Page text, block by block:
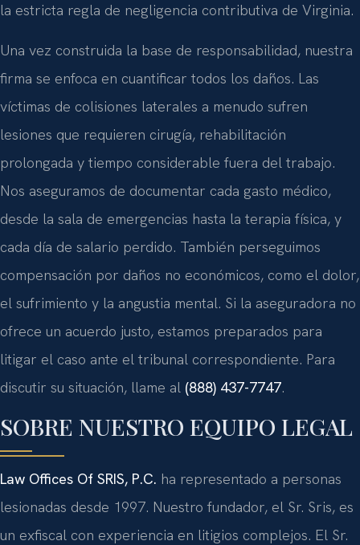
la estricta regla de negligencia contributiva de Virginia.
Una vez construida la base de responsabilidad, nuestra
firma se enfoca en cuantificar todos los daños. Las
víctimas de colisiones laterales a menudo sufren
lesiones que requieren cirugía, rehabilitación
prolongada y tiempo considerable fuera del trabajo.
Nos aseguramos de documentar cada gasto médico,
desde la sala de emergencias hasta la terapia física, y
cada día de salario perdido. También perseguimos
compensación por daños no económicos, como el dolor,
el sufrimiento y la angustia mental. Si la aseguradora no
ofrece un acuerdo justo, estamos preparados para
litigar el caso ante el tribunal correspondiente. Para
discutir su situación, llame al (888) 437-7747.
SOBRE NUESTRO EQUIPO LEGAL
Law Offices Of SRIS, P.C. ha representado a personas
lesionadas desde 1997. Nuestro fundador, el Sr. Sris, es
un exfiscal con experiencia en litigios complejos. El Sr.